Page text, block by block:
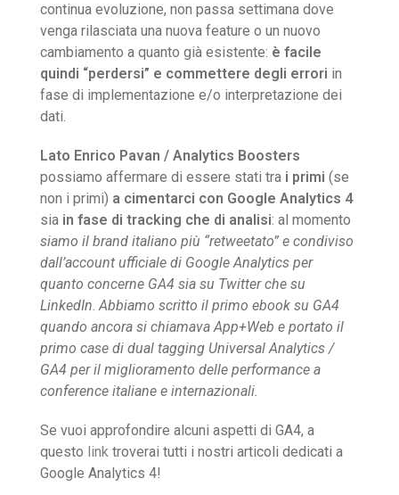
continua evoluzione, non passa settimana dove
venga rilasciata una nuova feature o un nuovo
cambiamento a quanto già esistente: è facile
quindi “perdersi” e commettere degli errori in
fase di implementazione e/o interpretazione dei
dati.
Lato Enrico Pavan / Analytics Boosters
possiamo affermare di essere stati tra i primi (se
non i primi) a cimentarci con Google Analytics 4
sia in fase di tracking che di analisi: al momento
siamo il brand italiano più “retweetato” e condiviso
dall’account ufficiale di Google Analytics per
quanto concerne GA4 sia su Twitter che su
LinkedIn.Abbiamo scritto il primo ebook su GA4
quando ancora si chiamava App+Web e portato il
primo case di dual tagging Universal Analytics /
GA4 per il miglioramento delle performance a
conference italiane e internazionali.
Se vuoi approfondire alcuni aspetti di GA4, a
questo link troverai tutti i nostri articoli dedicati a
Google Analytics 4!